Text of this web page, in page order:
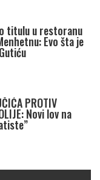
titulu u restoranu
Evo šta je
PROTIV
Novi lov na